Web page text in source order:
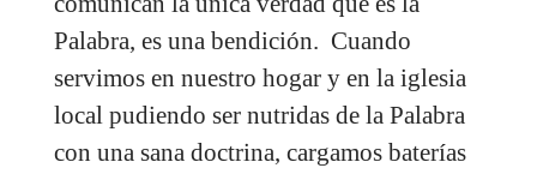
Palabra, es una bendición. Cuando
servimos en nuestro hogar y en la iglesia
local pudiendo ser nutridas de la Palabra
con una sana doctrina, cargamos baterías